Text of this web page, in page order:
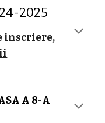
2025
inscriere,
A 8-A